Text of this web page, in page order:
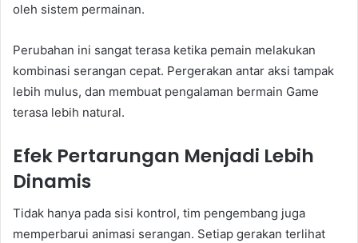
oleh sistem permainan.
Perubahan ini sangat terasa ketika pemain melakukan
kombinasi serangan cepat. Pergerakan antar aksi tampak
lebih mulus, dan membuat pengalaman bermain Game
terasa lebih natural.
Efek Pertarungan Menjadi Lebih
Dinamis
Tidak hanya pada sisi kontrol, tim pengembang juga
memperbarui animasi serangan. Setiap gerakan terlihat